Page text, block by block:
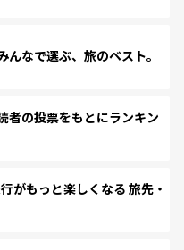
なで選ぶ、旅のベスト。
の投票をもとにランキン
もっと楽しくなる 旅先・